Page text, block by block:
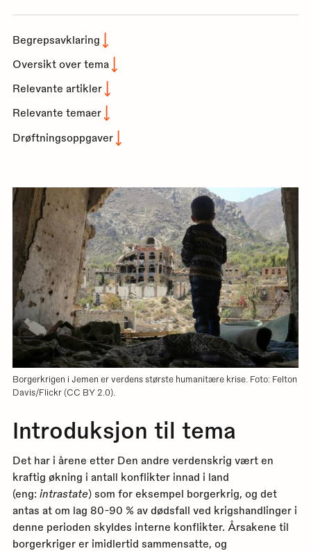
Begrepsavklaring
Oversikt over tema
Relevante artikler
Relevante temaer
Drøftningsoppgaver
Borgerkrigen i Jemen er verdens største humanitære krise. Foto: Felton
Davis/Flickr (CC BY 2.0).
Introduksjon til tema
Det har i årene etter Den andre verdenskrig vært en
kraftig økning i antall konflikter innad i land
(eng: intrastate) som for eksempel borgerkrig, og det
antas at om lag 80-90 % av dødsfall ved krigshandlinger i
denne perioden skyldes interne konflikter. Årsakene til
borgerkriger er imidlertid sammensatte, og